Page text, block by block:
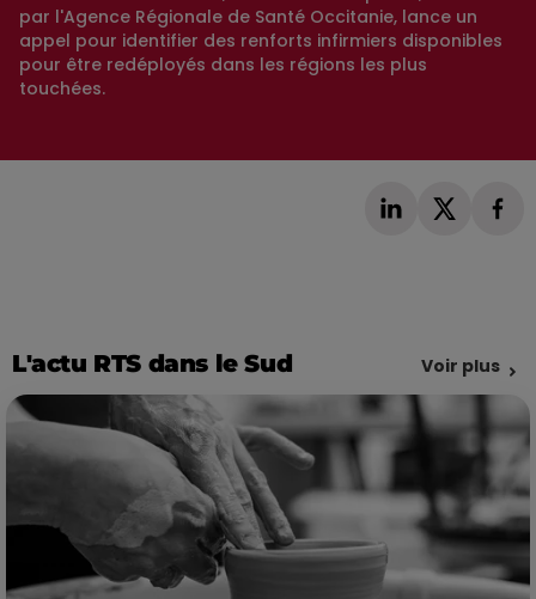
par l'Agence Régionale de Santé Occitanie, lance un
appel pour identifier des renforts infirmiers disponibles
pour être redéployés dans les régions les plus
touchées.
L'actu RTS dans le Sud Voir plus